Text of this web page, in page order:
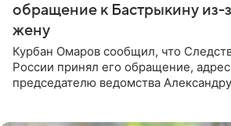
обращение к Бастрыкину из-
жену
Курбан Омаров сообщил, что
России принял его обращение,
председателю ведомства